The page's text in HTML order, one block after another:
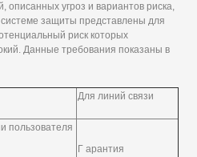
описанных угроз и вариантов риска,
защиты представлены для
риск которых
Данные требования показаны в
Для линий связи
пользователя
Г арантия